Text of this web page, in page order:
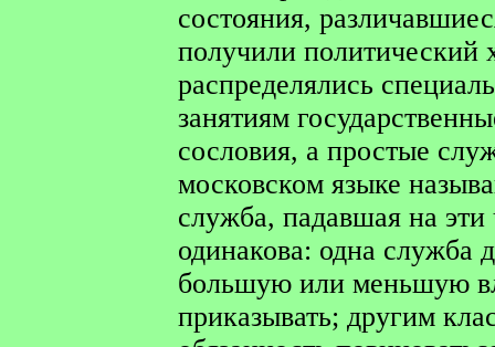
состояния,
получили политический
распределялись
занятиям
сословия, а простые
московском языке
служба, падавшая на
одинакова: одна служба
большую или меньшую
приказывать; другим